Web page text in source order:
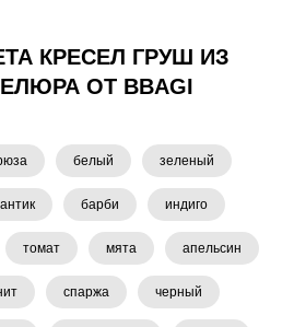
КРЕСЕЛ ГРУШ ИЗ
ОТ BBAGI
белый зеленый
антик барби индиго
томат мята апельсин
спаржа черный